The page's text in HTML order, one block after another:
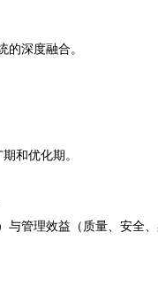
深度融合。
和优化期。
与管理效益（质量、安全